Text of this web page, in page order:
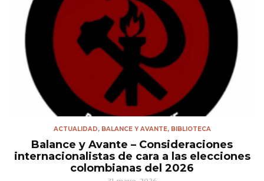
ACTUALIDAD, BALANCE Y AVANTE, BIBLIOTECA
Balance y Avante – Consideraciones
internacionalistas de cara a las elecciones
colombianas del 2026